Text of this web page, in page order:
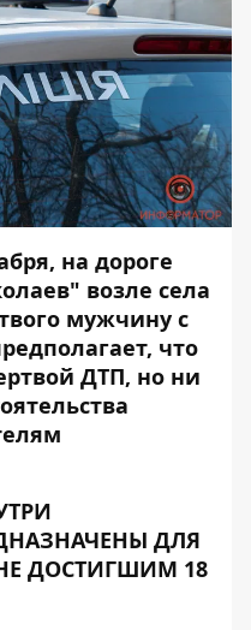
на дороге
возле села
мужчину с
что
ДТП, но ни
ДЛЯ
ДОСТИГШИМ 18